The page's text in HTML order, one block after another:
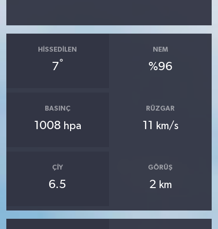
HISSEDILEN
7°
NEM
%96
BASINÇ
1008 hpa
RÜZGAR
11 km/s
ÇIY
6.5
GÖRÜŞ
2 km